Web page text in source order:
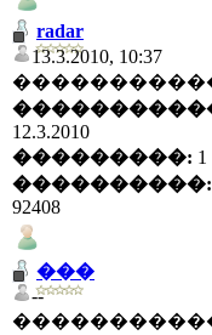
radar
13.3.2010, 10:37
12.3.2010
���������: 1
����������:
92408
���
--